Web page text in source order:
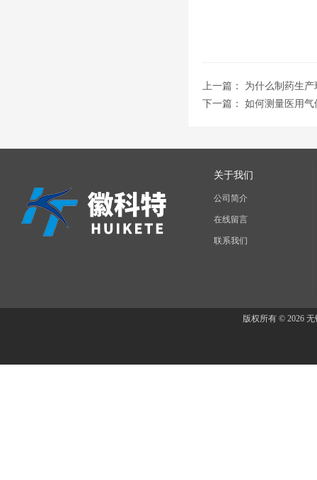
上一篇： 为什么制药生
下一篇： 如何测量医用气
关于我们
公司简介
在线留言
联系我们
版权所有 © 2026